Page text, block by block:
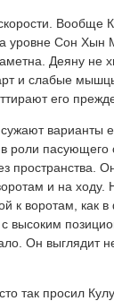
Вообще
уровне Сон Хын
Деяну не
и слабые
его
варианты
роли пасующего
пространства.
и на ходу.
к воротам, как
с высоким
Он выглядит
так просил